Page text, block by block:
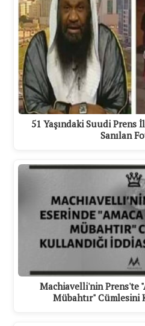
51 Yaşındaki Suudi Prens
Sanılan
Machiavelli'nin Prens'te
Mübahtır" Cümlesini